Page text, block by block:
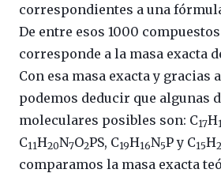
correspondientes a una
De entre esos 1000
corresponde a la masa exacta de
Con esa masa exacta y
podemos deducir que algunas
moleculares posibles son: C17H
C11H20N7O2PS, C19H16N5P y C15H
comparamos la masa exacta